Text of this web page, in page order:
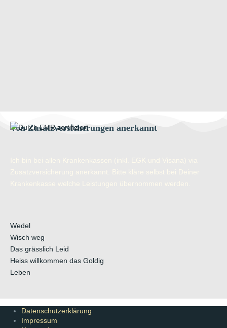
Von Zusatzversicherungen anerkannt
Wedel
Wisch weg
Das grässlich Leid
Heiss willkommen das Goldig
Leben
Datenschutzerklärung
Impressum